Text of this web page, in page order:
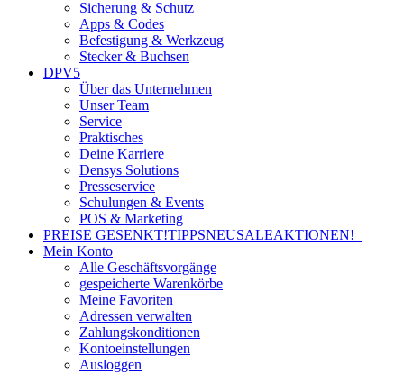
Sicherung & Schutz
Apps & Codes
Befestigung & Werkzeug
Stecker & Buchsen
DPV5
Über das Unternehmen
Unser Team
Service
Praktisches
Deine Karriere
Densys Solutions
Presseservice
Schulungen & Events
POS & Marketing
PREISE GESENKT!TIPPSNEUSALEAKTIONEN!
Mein Konto
Alle Geschäftsvorgänge
gespeicherte Warenkörbe
Meine Favoriten
Adressen verwalten
Zahlungskonditionen
Kontoeinstellungen
Ausloggen